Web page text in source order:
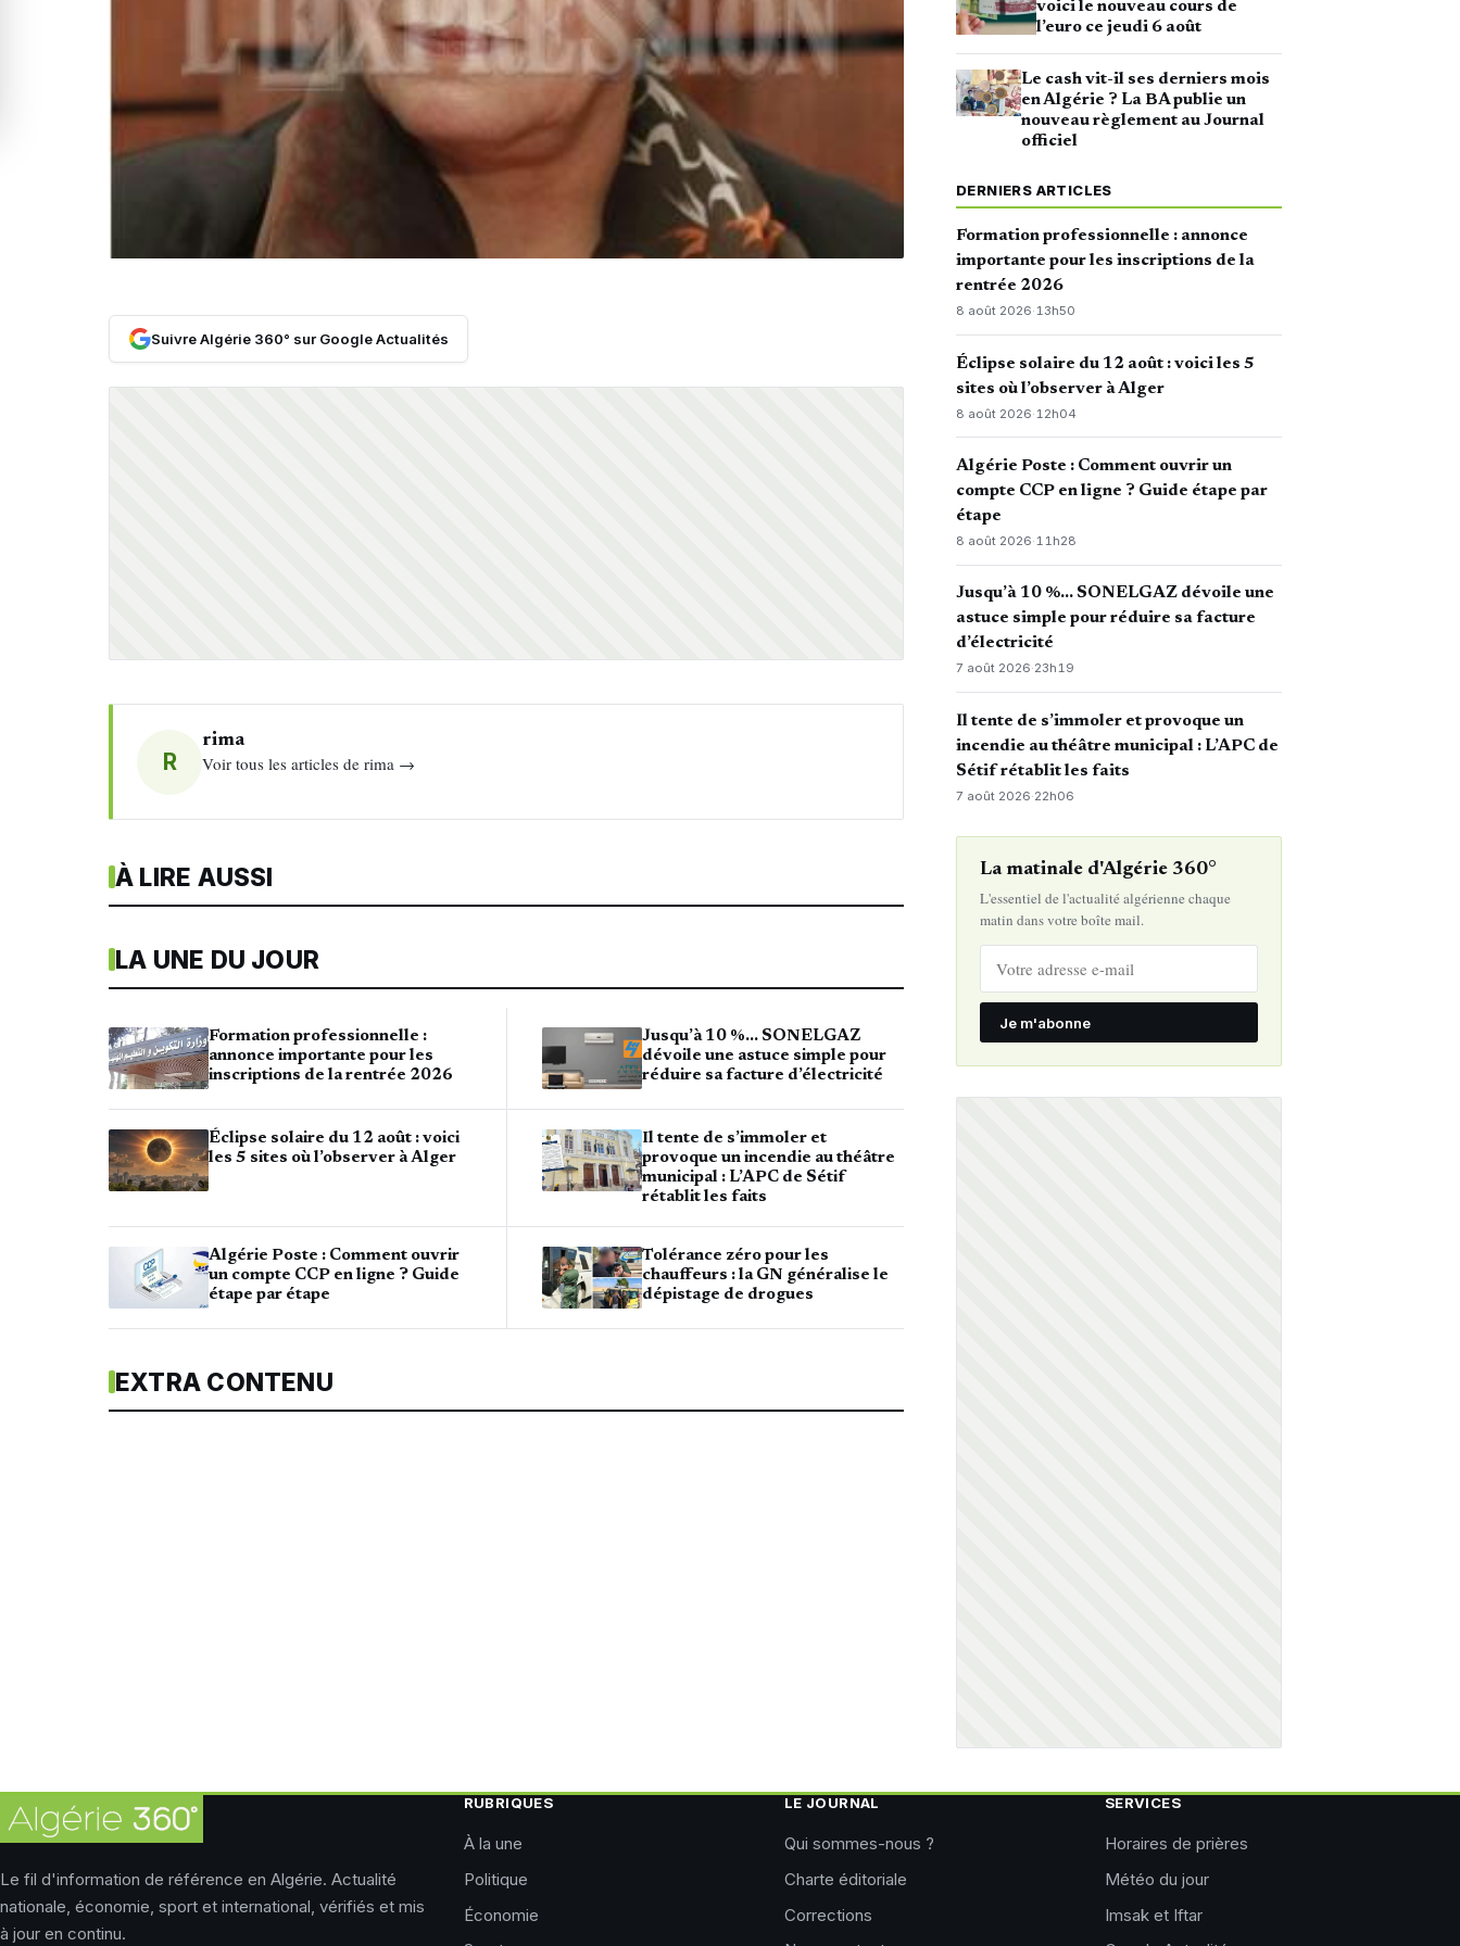
Suivre Algérie 360° sur Google Actualités
R
rima
Voir tous les articles de rima →
À LIRE AUSSI
LA UNE DU JOUR
Formation professionnelle :
annonce importante pour les
inscriptions de la rentrée 2026
Éclipse solaire du 12 août : voici
les 5 sites où l’observer à Alger
Algérie Poste : Comment ouvrir
un compte CCP en ligne ? Guide
étape par étape
Jusqu’à 10 %… SONELGAZ
dévoile une astuce simple pour
réduire sa facture d’électricité
Il tente de s’immoler et
provoque un incendie au théâtre
municipal : L’APC de Sétif
rétablit les faits
Tolérance zéro pour les
chauffeurs : la GN généralise le
dépistage de drogues
EXTRA CONTENU
voici le nouveau cours de
l’euro ce jeudi 6 août
Le cash vit-il ses derniers mois
en Algérie ? La BA publie un
nouveau règlement au Journal
officiel
DERNIERS ARTICLES
Formation professionnelle : annonce
importante pour les inscriptions de la
rentrée 2026
8 août 2026·13h50
Éclipse solaire du 12 août : voici les 5
sites où l’observer à Alger
8 août 2026· 12h04
Algérie Poste : Comment ouvrir un
compte CCP en ligne ? Guide étape par
étape
8 août 2026·11h28
Jusqu’à 10 %… SONELGAZ dévoile une
astuce simple pour réduire sa facture
d’électricité
7 août 2026·23h19
Il tente de s’immoler et provoque un
incendie au théâtre municipal : L’APC de
Sétif rétablit les faits
7 août 2026·22h06
La matinale d'Algérie 360°
L'essentiel de l'actualité algérienne chaque
matin dans votre boîte mail.
Je m'abonne
Le fil d'information de référence en Algérie. Actualité
nationale, économie, sport et international, vérifiés et mis
à jour en continu.
RUBRIQUES
À la une
Politique
Économie
LE JOURNAL
Qui sommes-nous ?
Charte éditoriale
Corrections
SERVICES
Horaires de prières
Météo du jour
Imsak et Iftar